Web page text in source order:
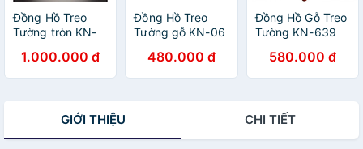
Đồng Hồ Treo
Tường tròn KN-
1.000.000 đ
Đồng Hồ Treo
Tường gỗ KN-06
480.000 đ
Đồng Hồ Gỗ Treo
Tường KN-639
580.000 đ
GIỚI THIỆU CHI TIẾT